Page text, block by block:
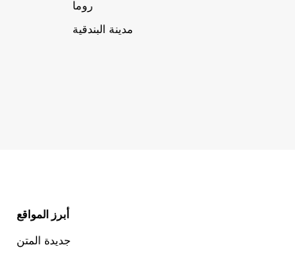
روما
مدينة البندقية
أبرز المواقع
جديدة المتن